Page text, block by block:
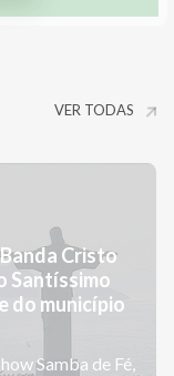
VER TODAS
Cristo
Santíssimo
do município
Samba de Fé,